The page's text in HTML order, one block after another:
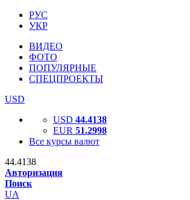
РУС
УКР
ВИДЕО
ФОТО
ПОПУЛЯРНЫЕ
СПЕЦПРОЕКТЫ
USD
USD 44.4138
EUR 51.2998
Все курсы валют
44.4138
Авторизация
Поиск
UA